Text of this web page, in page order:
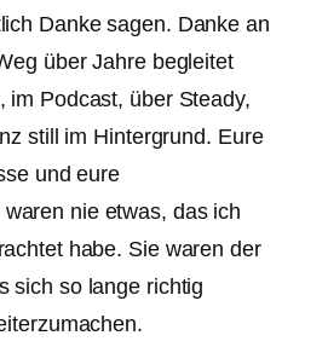
Danke sagen. Danke an
über Jahre begleitet
im Podcast, über Steady,
still im Hintergrund. Eure
und eure
nie etwas, das ich
habe. Sie waren der
sich so lange richtig